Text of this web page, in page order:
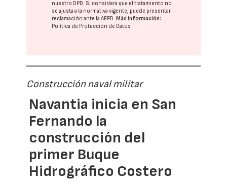
nuestro DPD. Si considera que el tratamiento no
se ajusta a la normativa vigente, puede presentar
reclamación ante laAEPD.Más información:
Política de Protección de Datos
Construcción naval militar
Navantia inicia en San
Fernando la
construcción del
primer Buque
Hidrográfico Costero